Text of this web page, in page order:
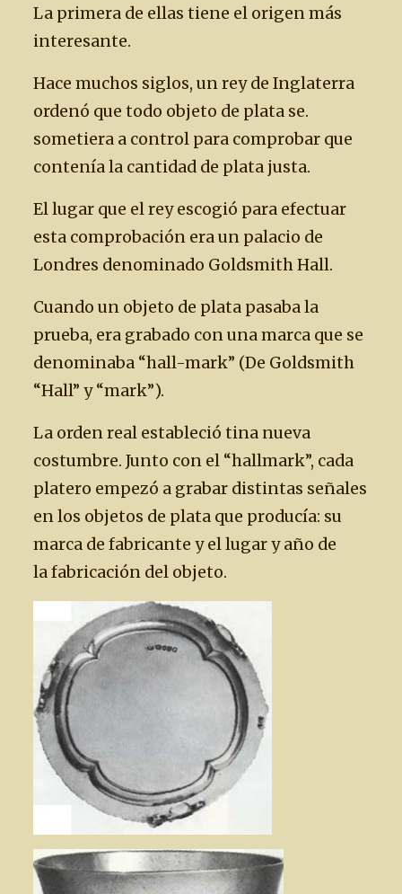
La primera de ellas tiene el origen más
interesante.
Hace muchos siglos, un rey de Inglaterra
ordenó que todo objeto de plata se.
sometiera a control para comprobar que
contenía la cantidad de plata justa.
El lugar que el rey escogió para efectuar
esta comprobación era un palacio de
Londres denominado Goldsmith Hall.
Cuando un objeto de plata pasaba la
prueba, era grabado con una marca que se
denominaba “hall-mark” (De Goldsmith
“Hall” y “mark”).
La orden real estableció tina nueva
costumbre. Junto con el “hallmark”, cada
platero empezó a grabar distintas señales
en los objetos de plata que producía: su
marca de fabricante y el lugar y año de
la fabricación del objeto.